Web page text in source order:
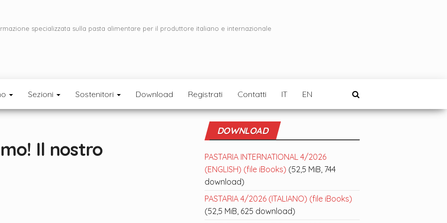
specializzata sulla pasta alimentare per il produttore italiano e internazionale
Sezioni Sostenitori Download Registrati Contatti IT EN
Il nostro
DOWNLOAD
PASTARIA INTERNATIONAL 4/2026
(ENGLISH) (file iBooks) (52,5 MiB, 744
download)
PASTARIA 4/2026 (ITALIANO) (file iBooks)
(52,5 MiB, 625 download)